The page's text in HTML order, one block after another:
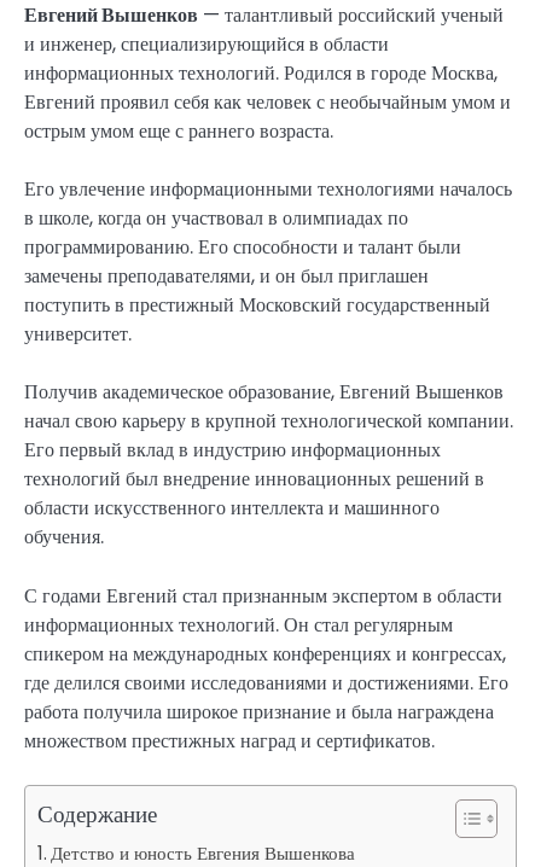
Евгений Вышенков — талантливый российский ученый
и инженер, специализирующийся в области
информационных технологий. Родился в городе Москва,
Евгений проявил себя как человек с необычайным умом и
острым умом еще с раннего возраста.
Его увлечение информационными технологиями началось
в школе, когда он участвовал в олимпиадах по
программированию. Его способности и талант были
замечены преподавателями, и он был приглашен
поступить в престижный Московский государственный
университет.
Получив академическое образование, Евгений Вышенков
начал свою карьеру в крупной технологической компании.
Его первый вклад в индустрию информационных
технологий был внедрение инновационных решений в
области искусственного интеллекта и машинного
обучения.
С годами Евгений стал признанным экспертом в области
информационных технологий. Он стал регулярным
спикером на международных конференциях и конгрессах,
где делился своими исследованиями и достижениями. Его
работа получила широкое признание и была награждена
множеством престижных наград и сертификатов.
Содержание
Детство и юность Евгения Вышенкова